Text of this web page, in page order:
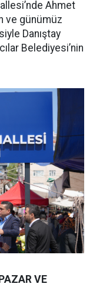
Ahmet
ve günümüz
Danıştay
Belediyesi’nin
VE